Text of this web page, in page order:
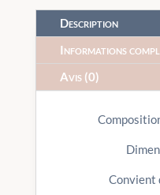
Description
Informations
Avis (0)
Convient